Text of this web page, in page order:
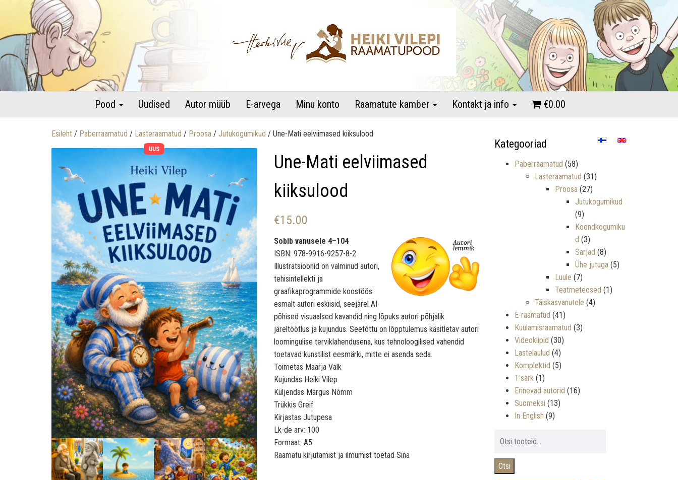
Lastekirjandus – Heiki Vilepi raamatupood
raamatud autori pühenduse ja autogrammiga
Pood
Uudised Autor müüb E-arvega Minu konto Raamatute kamber Kontakt ja info €0.00
Esileht / Paberraamatud / Lasteraamatud / Proosa / Jutukogumikud / Une-Mati eelviimased kiiksulood
UUS
Une-Mati eelviimased
kiiksulood
€15.00
Sobib vanusele 4–104
ISBN: 978-9916-9257-8-2
Illustratsioonid on valminud autori,
tehisintellekti ja
graafikaprogrammide koostöös:
esmalt autori eskiisid, seejärel AI-
põhised visuaalsed kavandid ning lõpuks autori põhjalik
järeltöötlus ja kujundus. Seetõttu on lõpptulemus käsitletav autori
loomingulise terviklahendusena, kus tehnoloogilised vahendid
toetavad kunstilist eesmärki, mitte ei asenda seda.
Toimetas Maarja Valk
Kujundas Heiki Vilep
Küljendas Margus Nõmm
Trükkis Greif
Kirjastas Jutupesa
Lk-de arv: 100
Formaat: A5
Raamatu kirjutamist ja ilmumist toetad Sina
Kategooriad
Paberraamatud (58)
Lasteraamatud (31)
Proosa (27)
Jutukogumikud
(9)
Koondkogumiku
d (3)
Sarjad (8)
Ühe jutuga (5)
Luule (7)
Teatmeteosed (1)
Täiskasvanutele (4)
E-raamatud (41)
Kuulamisraamatud (3)
Videoklipid (30)
Lastelaulud (4)
Komplektid (5)
T-särk (1)
Erinevad autorid (16)
Suomeksi (13)
In English (9)
Otsi